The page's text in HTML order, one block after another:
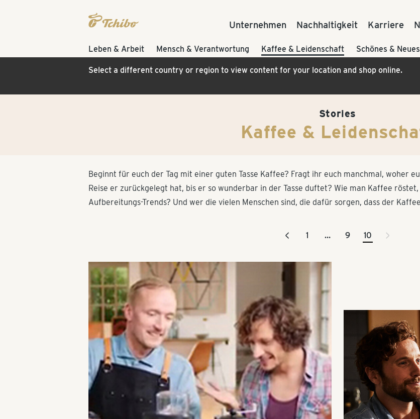
Unternehmen Nachhaltigkeit Karriere
Leben & Arbeit Mensch & Verantwortung Kaffee & Leidenschaft Schönes & Neues
Select a different country or region to view content for your location and shop online.
Stories
Kaffee &
Beginnt für euch der Tag mit einer guten Tasse Kaffee? Fragt ihr euch manchmal, woher
Reise er zurückgelegt hat, bis er so wunderbar in der Tasse duftet? Wie man Kaffee
Aufbereitungs-Trends? Und wer die vielen Menschen sind, die dafür sorgen, dass der
< 1 … 9 10 >